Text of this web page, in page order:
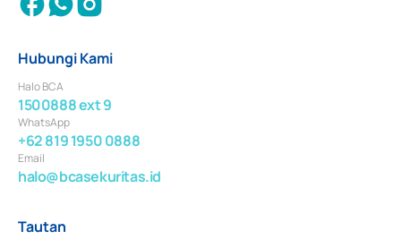
Hubungi Kami
Halo BCA
1500888 ext 9
WhatsApp
+62 819 1950 0888
Email
halo@bcasekuritas.id
Tautan